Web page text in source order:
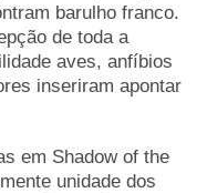
barulho franco.
de toda a
aves, anfíbios
inseriram apontar
em Shadow of the
unidade dos